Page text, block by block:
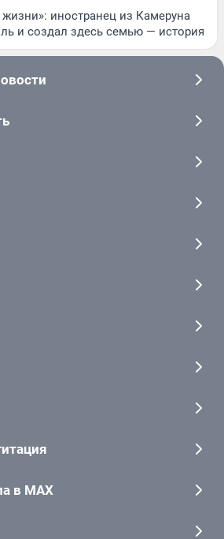
иностранец из Камеруна
и создал здесь семью — история
в MAX